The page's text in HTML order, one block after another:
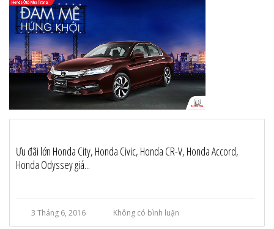
Ưu đãi lớn Honda City, Honda Civic, Honda CR-V, Honda Accord,
Honda Odyssey giá...
3 Tháng 6, 2016 Không có bình luận